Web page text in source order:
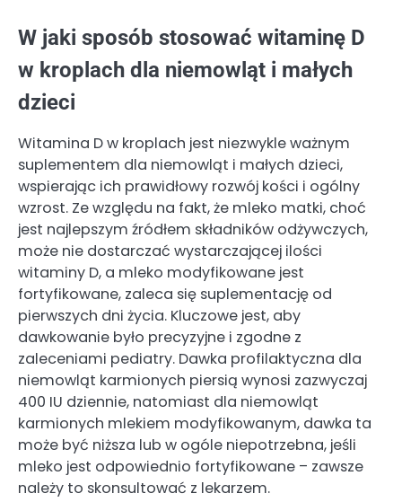
W jaki sposób stosować witaminę D
w kroplach dla niemowląt i małych
dzieci
Witamina D w kroplach jest niezwykle ważnym
suplementem dla niemowląt i małych dzieci,
wspierając ich prawidłowy rozwój kości i ogólny
wzrost. Ze względu na fakt, że mleko matki, choć
jest najlepszym źródłem składników odżywczych,
może nie dostarczać wystarczającej ilości
witaminy D, a mleko modyfikowane jest
fortyfikowane, zaleca się suplementację od
pierwszych dni życia. Kluczowe jest, aby
dawkowanie było precyzyjne i zgodne z
zaleceniami pediatry. Dawka profilaktyczna dla
niemowląt karmionych piersią wynosi zazwyczaj
400 IU dziennie, natomiast dla niemowląt
karmionych mlekiem modyfikowanym, dawka ta
może być niższa lub w ogóle niepotrzebna, jeśli
mleko jest odpowiednio fortyfikowane – zawsze
należy to skonsultować z lekarzem.